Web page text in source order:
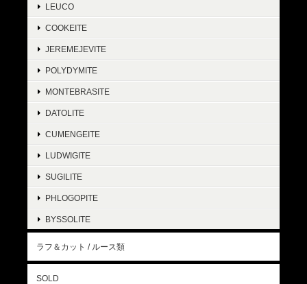
LEUCO
COOKEITE
JEREMEJEVITE
POLYDYMITE
MONTEBRASITE
DATOLITE
CUMENGEITE
LUDWIGITE
SUGILITE
PHLOGOPITE
BYSSOLITE
ラフ＆カット / ルース類
SOLD